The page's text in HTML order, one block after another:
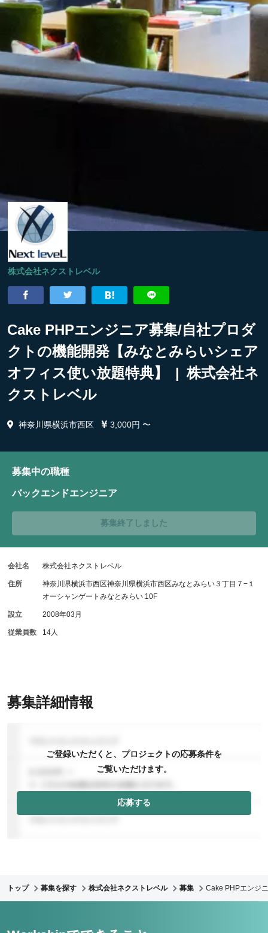
株式会社ネクストレベル
Cake PHPエンジニア募集/自社プロダ
クトの機能開発【みなとみらいシェア
オフィス使い放題特典】 | 株式会社ネ
クストレベル
神奈川県横浜市西区 3,000円 〜
募集詳細情報
ご登録いただくと、プロジェクトの応募条件を
ご覧いただけます。
応募する
募集中の職種
バックエンドエンジニア
募集終了しました
会社名 株式会社ネクストレベル
住所
神奈川県横浜市西区神奈川県横浜市西区みなとみらい３丁目７−１
オーシャンゲートみなとみらい 10F
設立 2008年03月
従業員数 14人
トップ 募集を探す 株式会社ネクストレベル 募集 Cake PHPエンジ